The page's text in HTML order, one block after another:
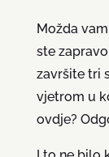
Možda
ste
završite tri
vjetrom u
ovdje?